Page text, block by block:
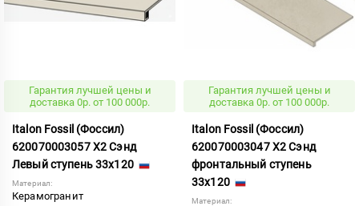
Гарантия лучшей цены и
доставка 0р. от 100 000р.
Italon Fossil (Фоссил)
620070003057 X2 Сэнд
Левый ступень 33x120
Материал:
Керамогранит
Гарантия лучшей цены и
доставка 0р. от 100 000р.
Italon Fossil (Фоссил)
620070003047 X2 Сэнд
фронтальный ступень
33x120
Материал: